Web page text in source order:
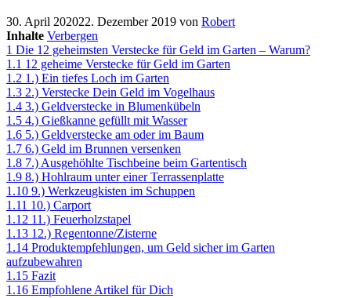
30. April 202022. Dezember 2019 von Robert
Inhalte Verbergen
1 Die 12 geheimsten Verstecke für Geld im Garten – Warum?
1.1 12 geheime Verstecke für Geld im Garten
1.2 1.) Ein tiefes Loch im Garten
1.3 2.) Verstecke Dein Geld im Vogelhaus
1.4 3.) Geldverstecke in Blumenkübeln
1.5 4.) Gießkanne gefüllt mit Wasser
1.6 5.) Geldverstecke am oder im Baum
1.7 6.) Geld im Brunnen versenken
1.8 7.) Ausgehöhlte Tischbeine beim Gartentisch
1.9 8.) Hohlraum unter einer Terrassenplatte
1.10 9.) Werkzeugkisten im Schuppen
1.11 10.) Carport
1.12 11.) Feuerholzstapel
1.13 12.) Regentonne/Zisterne
1.14 Produktempfehlungen, um Geld sicher im Garten
aufzubewahren
1.15 Fazit
1.16 Empfohlene Artikel für Dich